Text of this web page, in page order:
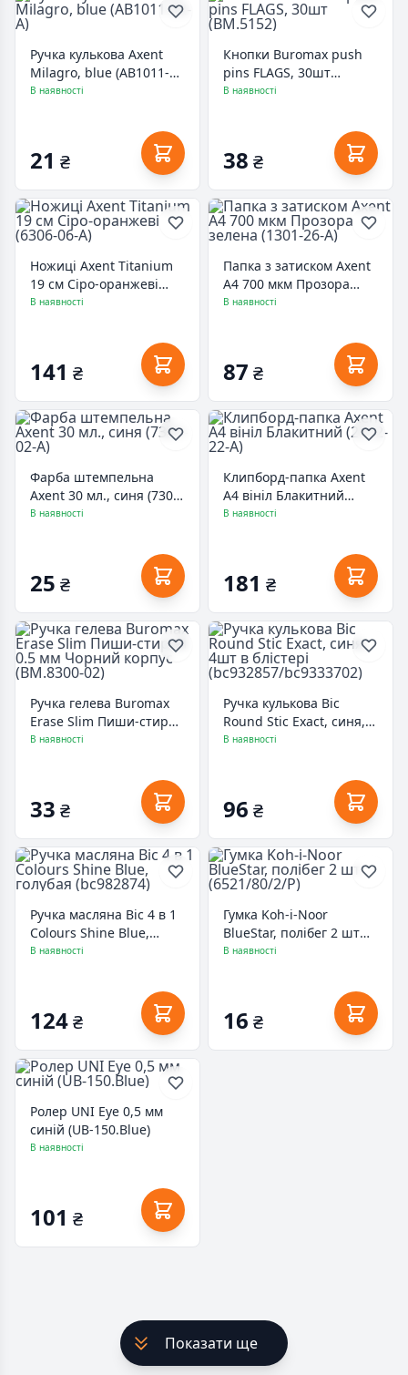
Ручка кулькова Axent
Milagro, blue (AB1011-
02-А)
В наявності
21 ₴
Кнопки Buromax push
pins FLAGS, 30шт
(BM.5152)
В наявності
38 ₴
Ножиці Axent Titanium
19 см Сіро-оранжеві
(6306-06-A)
В наявності
141 ₴
Папка з затиском Axent
A4 700 мкм Прозора
зелена (1301-26-A)
В наявності
87 ₴
Фарба штемпельна
Axent 30 мл., синя (7301-
02-A)
В наявності
25 ₴
Клипборд-папка Axent
А4 вініл Блакитний
(2512-22-A)
В наявності
181 ₴
Ручка гелева Buromax
Erase Slim Пиши-стирай
0.5 мм Чорний корпус
В наявності
33 ₴
Ручка кулькова Bic
Round Stic Exact, синя,
4шт в блістері
В наявності
96 ₴
Ручка масляна Bic 4 в 1
Colours Shine Blue,
голубая (bc982874)
В наявності
124₴
Гумка Koh-i-Noor
BlueStar, полібег 2 шт
(6521/80/2/P)
В наявності
16 ₴
Ролер UNI Eye 0,5 мм
синій (UB-150.Blue)
В наявності
101 ₴
Показати ще